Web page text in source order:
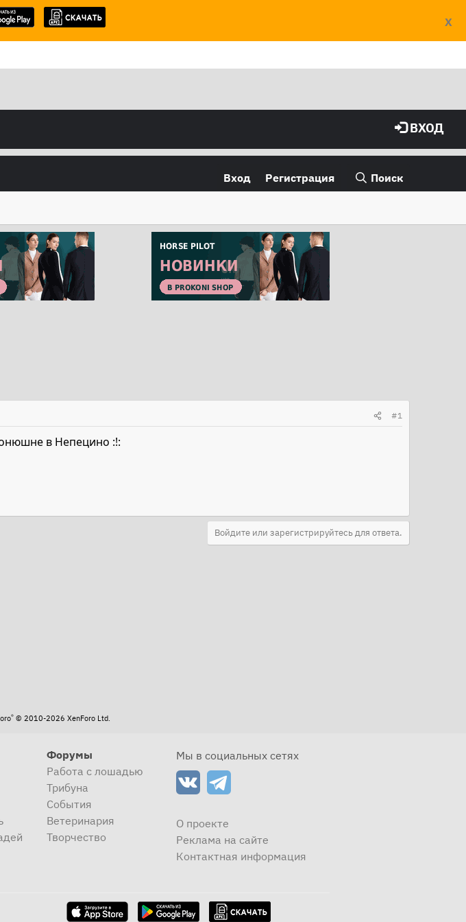
X
ВХОД
Вход Регистрация Поиск
#1
в Непецино :!:
Войдите или зарегистрируйтесь для ответа.
® © 2010-2026 XenForo Ltd.
Форумы
Работа с лошадью
Трибуна
События
Ветеринария
Творчество
Мы в социальных сетях
О проекте
Реклама на сайте
Контактная информация